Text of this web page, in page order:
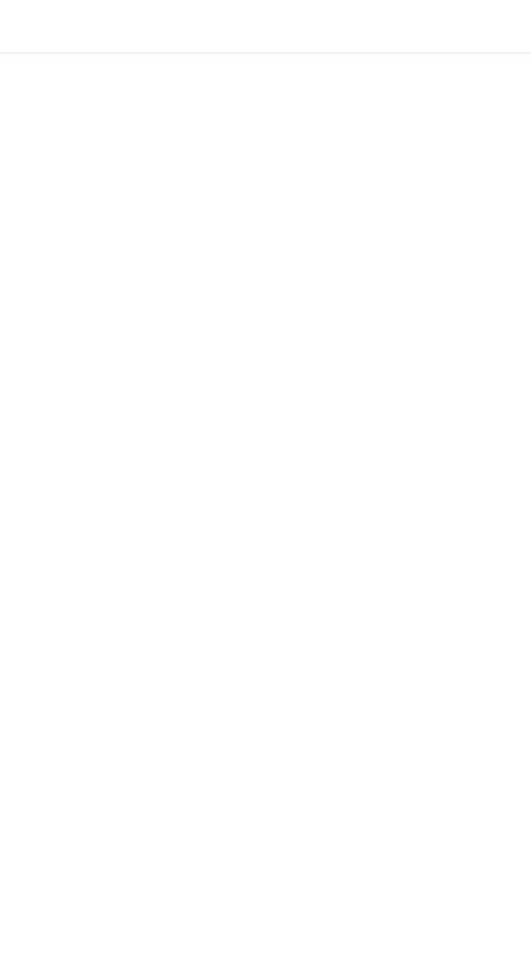
의 지평을 확장하고
하에서 진행해 온
합병이 2004년 8월 31일